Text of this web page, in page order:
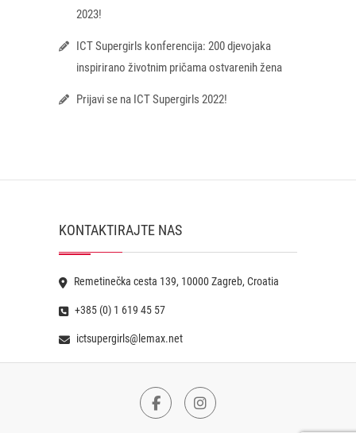
2023!
ICT Supergirls konferencija: 200 djevojaka
inspirirano životnim pričama ostvarenih žena
Prijavi se na ICT Supergirls 2022!
KONTAKTIRAJTE NAS
Remetinečka cesta 139, 10000 Zagreb, Croatia
+385 (0) 1 619 45 57
ictsupergirls@lemax.net
FacebookInstagram